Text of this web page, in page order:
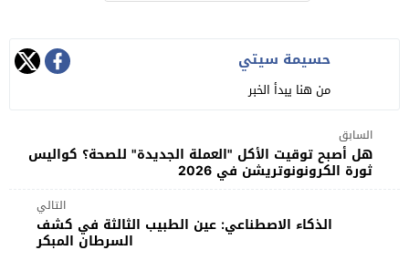
حسيمة سيتي
من هنا يبدأ الخبر
السابق
هل أصبح توقيت الأكل "العملة الجديدة" للصحة؟ كواليس
ثورة الكرونونوتريشن في 2026
التالي
الذكاء الاصطناعي: عين الطبيب الثالثة في كشف
السرطان المبكر